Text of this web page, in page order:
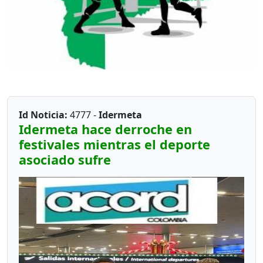
Id Noticia: 4777 -Idermeta
Idermeta hace derroche en
festivales mientras el deporte
asociado sufre